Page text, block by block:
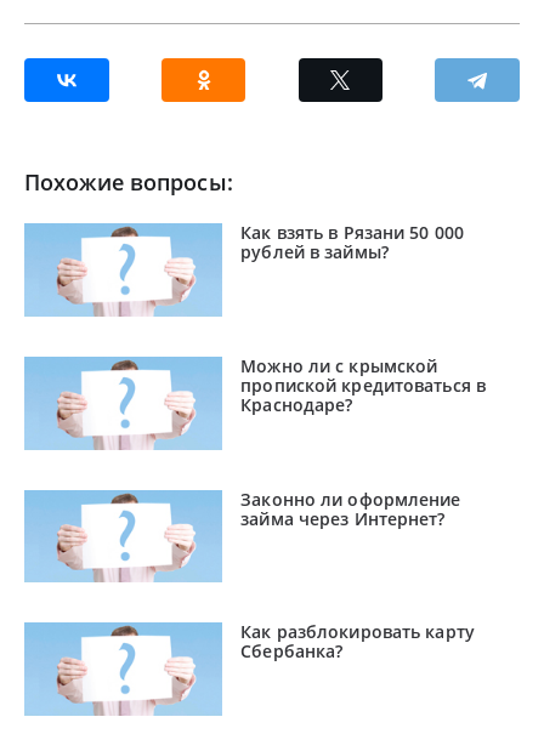
Похожие вопросы:
Как взять в Рязани 50 000
рублей в займы?
Можно ли с крымской
пропиской кредитоваться в
Краснодаре?
Законно ли оформление
займа через Интернет?
Как разблокировать карту
Сбербанка?